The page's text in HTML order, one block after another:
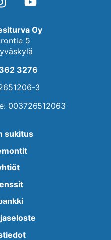
Oy
5
3276
3
003726512063
sukitus